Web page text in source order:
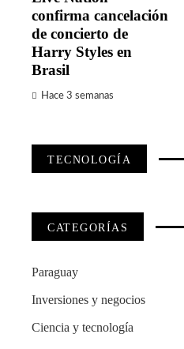
confirma cancelación
de concierto de
Harry Styles en
Brasil
Hace 3 semanas
TECNOLOGÍA
CATEGORÍAS
Paraguay
Inversiones y negocios
Ciencia y tecnología